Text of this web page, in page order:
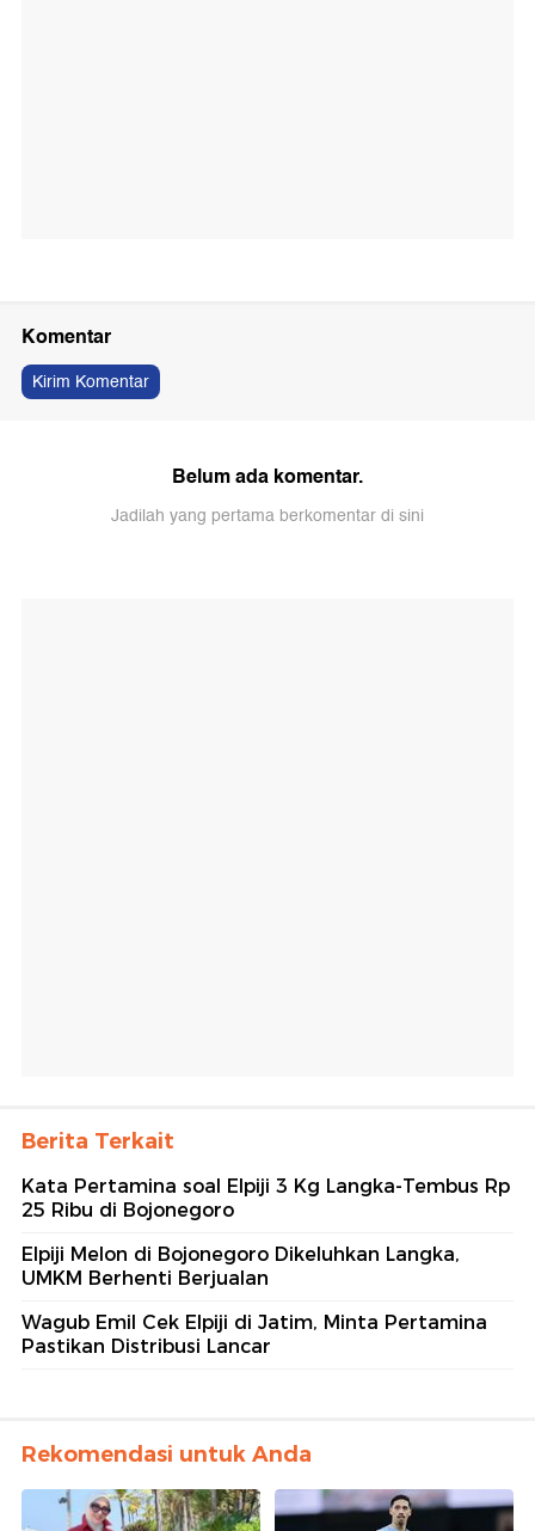
Komentar
Kirim Komentar
Belum ada komentar.
Jadilah yang pertama berkomentar di sini
Berita Terkait
Kata Pertamina soal Elpiji 3 Kg Langka-Tembus Rp
25 Ribu di Bojonegoro
Elpiji Melon di Bojonegoro Dikeluhkan Langka,
UMKM Berhenti Berjualan
Wagub Emil Cek Elpiji di Jatim, Minta Pertamina
Pastikan Distribusi Lancar
Rekomendasi untuk Anda